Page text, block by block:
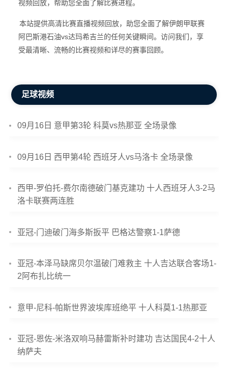
视频回放，帮助您全面了解比赛进程。
本站提供高清比赛直播视频回放，助您全面了解伊朗甲联赛
阿巴斯港石油vs达玛希吉兰的任何关键瞬间。访问我们，享
受最清晰、流畅的比赛视频和详尽的赛事回顾。
足球视频
09月16日 意甲第3轮 科莫vs热那亚 全场录像
09月16日 西甲第4轮 西班牙人vs马洛卡 全场录像
西甲-罗伯托-费尔南德破门基克建功 十人西班牙人3-2马
洛卡联赛两连胜
亚冠-门迪破门海多斯扳平 巴格达警察1-1萨德
亚冠-本泽马缺席贝尔温破门难救主 十人吉达联合客场1-
2阿布扎比统一
意甲-尼科-帕斯世界波埃库班绝平 十人科莫1-1热那亚
亚冠-恩佐-米洛双响马赫雷斯补时建功 吉达国民4-2十人
纳萨夫